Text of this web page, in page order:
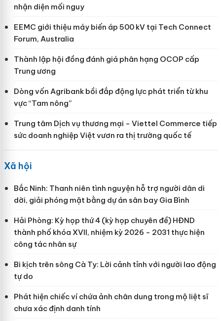
nhận diện mối nguy
EEMC giới thiệu máy biến áp 500 kV tại Tech Connect
Forum, Australia
Thành lập hội đồng đánh giá phân hạng OCOP cấp
Trung ương
Dòng vốn Agribank bồi đắp động lực phát triển từ khu
vực “Tam nông”
Trung tâm Dịch vụ thương mại - Viettel Commerce tiếp
sức doanh nghiệp Việt vươn ra thị trường quốc tế
Xã hội
Bắc Ninh: Thanh niên tình nguyện hỗ trợ người dân di
dời, giải phóng mặt bằng dự án sân bay Gia Bình
Hải Phòng: Kỳ họp thứ 4 (kỳ họp chuyên đề) HĐND
thành phố khóa XVII, nhiệm kỳ 2026 - 2031 thực hiện
công tác nhân sự
Bi kịch trên sông Cà Ty: Lời cảnh tỉnh với người lao động
tự do
Phát hiện chiếc ví chứa ảnh chân dung trong mộ liệt sĩ
chưa xác định danh tính